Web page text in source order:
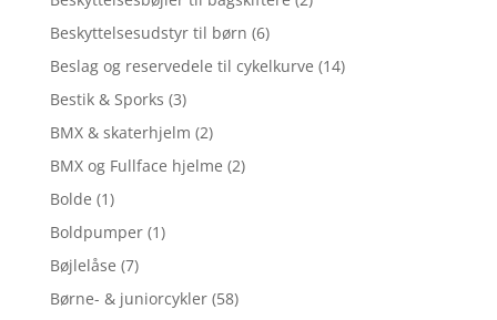
Beskyttelsesudstyr til børn (6)
Beslag og reservedele til cykelkurve (14)
Bestik & Sporks (3)
BMX & skaterhjelm (2)
BMX og Fullface hjelme (2)
Bolde (1)
Boldpumper (1)
Bøjlelåse (7)
Børne- & juniorcykler (58)